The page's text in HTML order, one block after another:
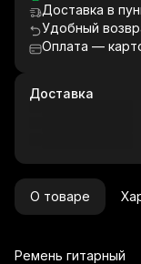
Доставка в
Удобный
Оплата —
Доставка
О товаре
Ремень гитарный